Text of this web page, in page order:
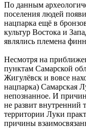
По данным
поселения людей
нацпарка ещё в
культур Востока и
являлись племена
Несмотря на
пунктам Самарской
Жигулёвск и вовсе
нацпарка) Самарская
непознанное. И
не развит внутренний
территории Луки
причины